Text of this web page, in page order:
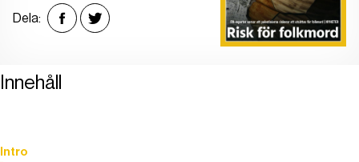
Dela:
Innehåll
Intro